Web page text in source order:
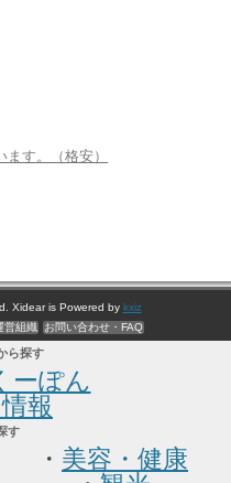
す。（格安）
Xidear is Powered by kxiz
営組織 お問い合わせ・FAQ
ら探す
ーぽん
報
す
・ 美容・健康